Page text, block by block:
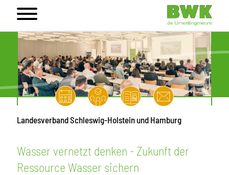
Landesverband Schleswig-Holstein und Hamburg
Wasser vernetzt denken - Zukunft der
Ressource Wasser sichern